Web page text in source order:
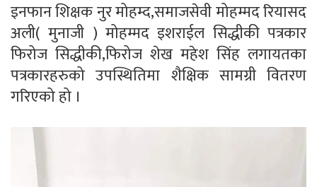
इनफान शिक्षक नुर मोहम्द,समाजसेवी मोहम्मद रियासद
अली( मुनाजी ) मोहम्मद इशराईल सिद्धीकी पत्रकार
फिरोज सिद्धीकी,फिरोज शेख महेश सिंह लगायतका
पत्रकारहरुको उपस्थितिमा शैक्षिक सामग्री वितरण
गरिएको हो ।